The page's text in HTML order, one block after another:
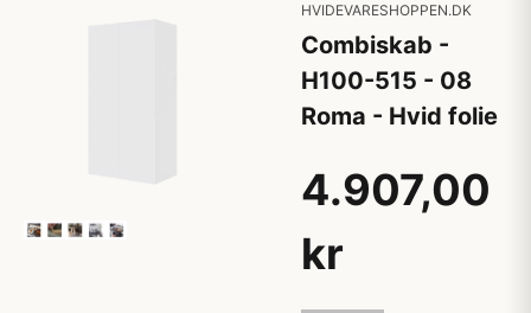
HVIDEVARESHOPPEN.DK
Combiskab -
H100-515 - 08
Roma - Hvid folie
4.907,00
kr